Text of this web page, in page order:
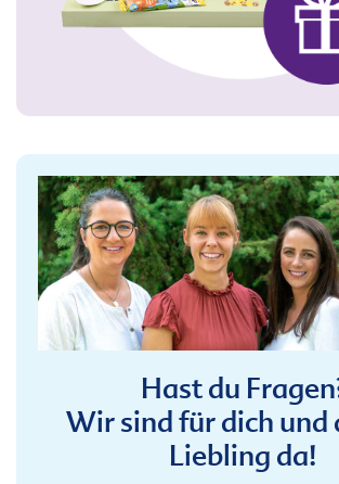
Hast du
Wir sind für dich und
Liebling da!